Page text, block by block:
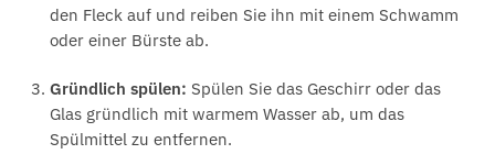
den Fleck auf und reiben Sie ihn mit einem Schwamm
oder einer Bürste ab.
Gründlich spülen: Spülen Sie das Geschirr oder das
Glas gründlich mit warmem Wasser ab, um das
Spülmittel zu entfernen.